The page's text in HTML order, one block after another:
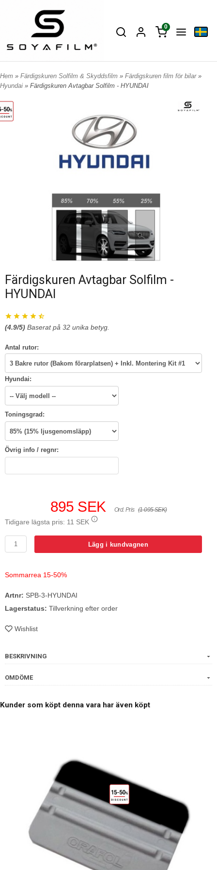
0
Hem » Färdigskuren Solfilm & Skyddsfilm » Färdigskuren film för bilar »
Hyundai » Färdigskuren Avtagbar Solfilm - HYUNDAI
Färdigskuren Avtagbar Solfilm -
HYUNDAI
(4.9/5) Baserat på 32 unika betyg.
Antal rutor:
Hyundai:
Toningsgrad:
Övrig info / regnr:
895 SEK Ord. Pris (1 095 SEK)
Tidigare lägsta pris: 11 SEK
Lägg i kundvagnen
Sommarrea 15-50%
Artnr: SPB-3-HYUNDAI
Lagerstatus: Tillverkning efter order
Wishlist
BESKRIVNING
OMDÖME
Kunder som köpt denna vara har även köpt